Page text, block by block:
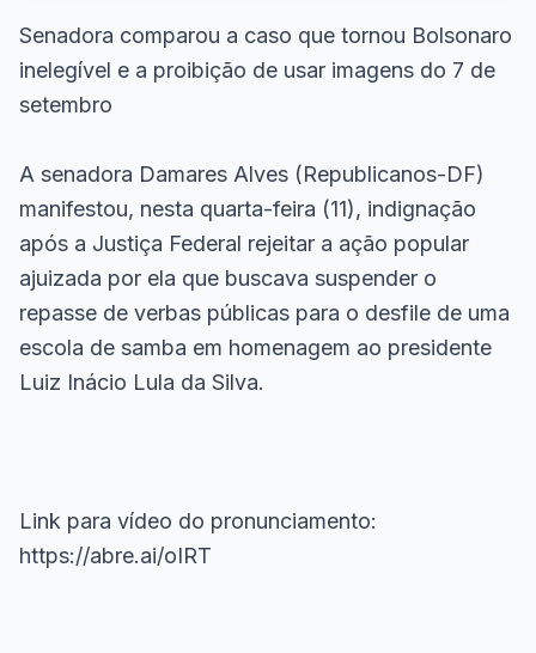
Senadora comparou a caso que tornou Bolsonaro
inelegível e a proibição de usar imagens do 7 de
setembro
A senadora Damares Alves (Republicanos-DF)
manifestou, nesta quarta-feira (11), indignação
após a Justiça Federal rejeitar a ação popular
ajuizada por ela que buscava suspender o
repasse de verbas públicas para o desfile de uma
escola de samba em homenagem ao presidente
Luiz Inácio Lula da Silva.
Link para vídeo do pronunciamento:
https://abre.ai/oIRT